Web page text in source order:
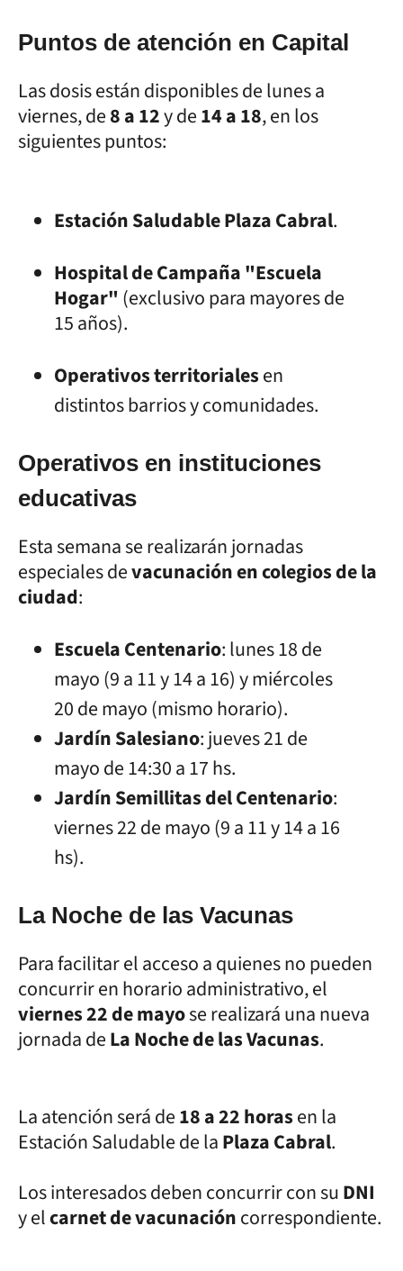
Puntos de atención en Capital
Las dosis están disponibles de lunes a
viernes, de8 a 12y de14 a 18, en los
siguientes puntos:
Estación Saludable Plaza Cabral.
Hospital de Campaña "Escuela
Hogar"(exclusivo para mayores de
15 años).
Operativos territorialesen
distintos barrios y comunidades.
Operativos en instituciones
educativas
Esta semana se realizarán jornadas
especiales devacunación en colegios de la
ciudad:
Escuela Centenario: lunes 18 de
mayo (9 a 11 y 14 a 16) y miércoles
20 de mayo (mismo horario).
Jardín Salesiano: jueves 21 de
mayo de 14:30 a 17 hs.
Jardín Semillitas del Centenario:
viernes 22 de mayo (9 a 11 y 14 a 16
hs).
La Noche de las Vacunas
Para facilitar el acceso a quienes no pueden
concurrir en horario administrativo, el
viernes 22 de mayose realizará una nueva
jornada deLa Noche de las Vacunas.
La atención será de18 a 22 horasen la
Estación Saludable de laPlaza Cabral.
Los interesados deben concurrir con suDNI
y elcarnet de vacunacióncorrespondiente.